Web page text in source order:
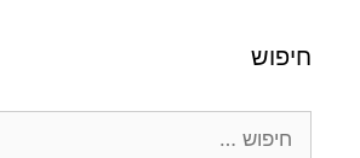
חיפוש